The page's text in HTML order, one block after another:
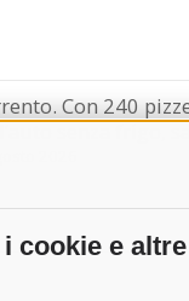
cookie e altre
Con 240
senza frigo,